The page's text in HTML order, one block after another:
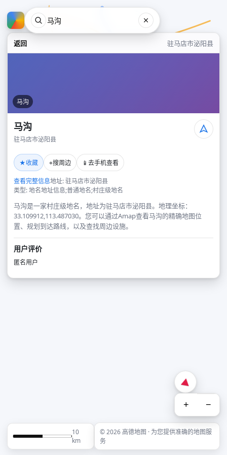
返回 驻马店市泌阳县
马沟
马沟
驻马店市泌阳县
★收藏 ⌖搜周边 📱 去手机查看
查看完整信息地址: 驻马店市泌阳县
类型: 地名地址信息;普通地名;村庄级地名
马沟是一家村庄级地名，地址为驻马店市泌阳县。地理坐标：
33.109912,113.487030。您可以通过Amap查看马沟的精确地图位
置、规划到达路线，以及查找周边设施。
用户评价
匿名用户
+ −
10
km
© 2026 高德地图 · 为您提供准确的地图服
务